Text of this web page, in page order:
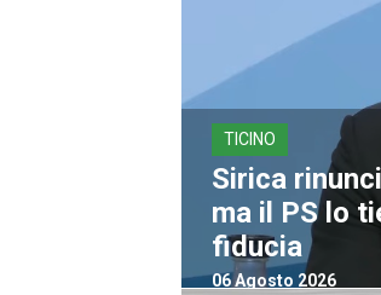
TICINO
Sirica
ma il PS lo
fiducia
06 Agosto 2026